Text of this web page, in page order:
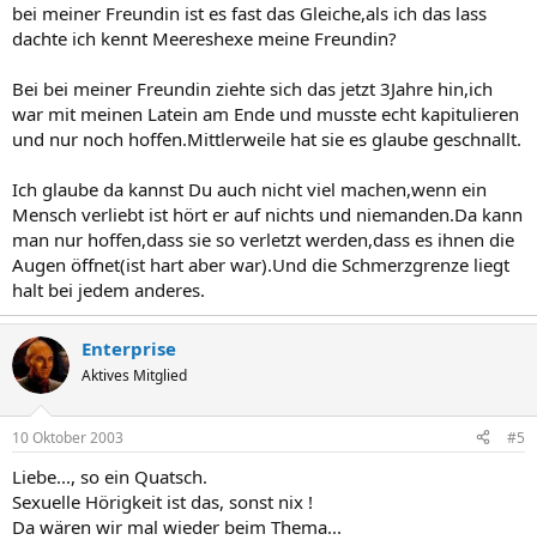
bei meiner Freundin ist es fast das Gleiche,als ich das lass
dachte ich kennt Meereshexe meine Freundin?
Bei bei meiner Freundin ziehte sich das jetzt 3Jahre hin,ich
war mit meinen Latein am Ende und musste echt kapitulieren
und nur noch hoffen.Mittlerweile hat sie es glaube geschnallt.
Ich glaube da kannst Du auch nicht viel machen,wenn ein
Mensch verliebt ist hört er auf nichts und niemanden.Da kann
man nur hoffen,dass sie so verletzt werden,dass es ihnen die
Augen öffnet(ist hart aber war).Und die Schmerzgrenze liegt
halt bei jedem anderes.
Enterprise
Aktives Mitglied
10 Oktober 2003 #5
Liebe..., so ein Quatsch.
Sexuelle Hörigkeit ist das, sonst nix !
Da wären wir mal wieder beim Thema...